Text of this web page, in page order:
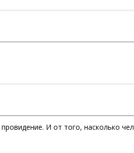
И от того, насколько